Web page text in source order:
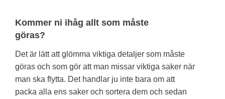
Kommer ni ihåg allt som måste
göras?
Det är lätt att glömma viktiga detaljer som måste
göras och som gör att man missar viktiga saker när
man ska flytta. Det handlar ju inte bara om att
packa alla ens saker och sortera dem och sedan